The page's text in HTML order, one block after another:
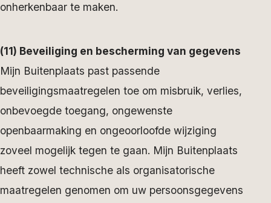
onherkenbaar te maken.
(11) Beveiliging en bescherming van gegevens
Mijn Buitenplaats past passende
beveiligingsmaatregelen toe om misbruik, verlies,
onbevoegde toegang, ongewenste
openbaarmaking en ongeoorloofde wijziging
zoveel mogelijk tegen te gaan. Mijn Buitenplaats
heeft zowel technische als organisatorische
maatregelen genomen om uw persoonsgegevens